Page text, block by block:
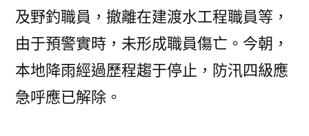
及野釣職員，撤離在建渡水工程職員等，
由于預警實時，未形成職員傷亡。今朝，
本地降雨經過歷程趨于停止，防汛四級應
急呼應已解除。